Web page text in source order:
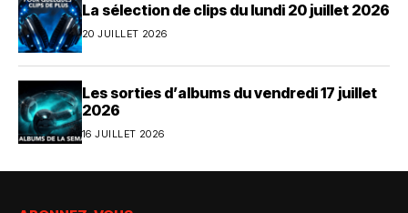
La sélection de clips du lundi 20 juillet 2026
20 JUILLET 2026
Les sorties d’albums du vendredi 17 juillet
2026
16 JUILLET 2026